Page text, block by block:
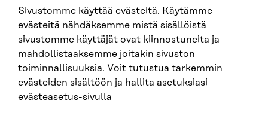
Sivustomme käyttää evästeitä. Käytämme
evästeitä nähdäksemme mistä sisällöistä
sivustomme käyttäjät ovat kiinnostuneita ja
mahdollistaaksemme joitakin sivuston
toiminnallisuuksia. Voit tutustua tarkemmin
evästeiden sisältöön ja hallita asetuksiasi
evästeasetus-sivulla
SITRA SOSIAALISESSA MEDIASSA
LinkedIn
Instagram
YouTube